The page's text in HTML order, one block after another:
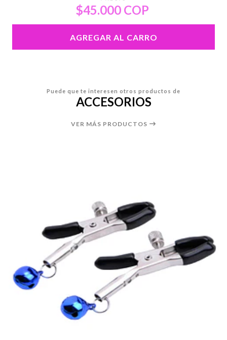
$45.000 COP
AGREGAR AL CARRO
Puede que te interesen otros productos de
ACCESORIOS
VER MÁS PRODUCTOS